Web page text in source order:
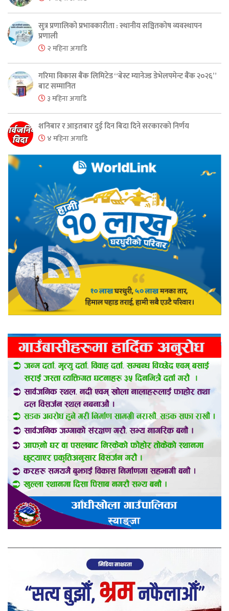
सुत्र प्रणालिको प्रभावकारीता : स्थानीय सञ्चितकोष व्यवस्थापन
प्रणाली
२ महिना अगाडि
गरिमा विकास बैंक लिमिटेड “बेस्ट म्यानेज्ड डेभेलपमेन्ट बैंक २०२६”
बाट सम्मानित
३ महिना अगाडि
शनिबार र आइतबार दुई दिन बिदा दिने सरकारको निर्णय
४ महिना अगाडि